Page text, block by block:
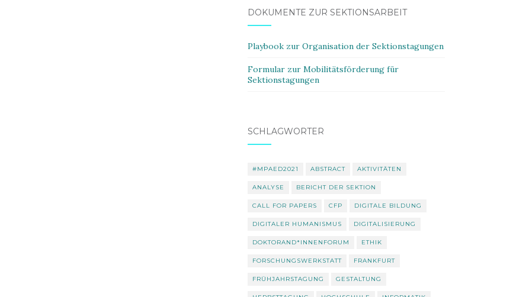
DOKUMENTE ZUR SEKTIONSARBEIT
Playbook zur Organisation der Sektionstagungen
Formular zur Mobilitätsförderung für
Sektionstagungen
SCHLAGWÖRTER
#MPAED2021 ABSTRACT AKTIVITÄTEN
ANALYSE BERICHT DER SEKTION
CALL FOR PAPERS CFP DIGITALE BILDUNG
DIGITALER HUMANISMUS DIGITALISIERUNG
DOKTORAND*INNENFORUM ETHIK
FORSCHUNGSWERKSTATT FRANKFURT
FRÜHJAHRSTAGUNG GESTALTUNG